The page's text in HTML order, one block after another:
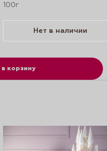
100г
Нет в наличии
корзину